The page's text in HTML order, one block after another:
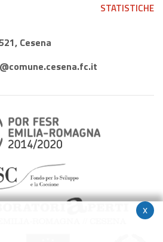
STATISTICHE
Cesena
x